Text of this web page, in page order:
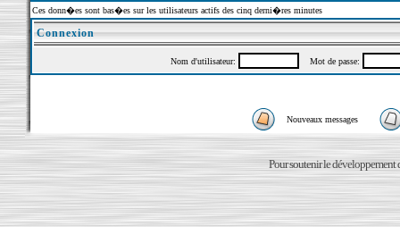
Ces donn�es sont bas�es sur les utilisateurs actifs des cinq derni�res minutes
Connexion
Nom d'utilisateur: Mot de passe:
Nouveaux messages
Pour soutenir le développement